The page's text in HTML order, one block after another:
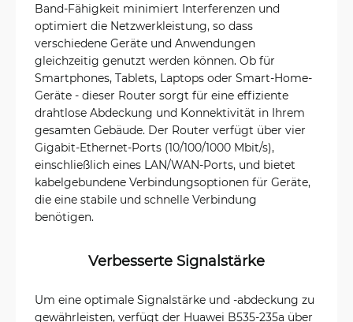
Band-Fähigkeit minimiert Interferenzen und
optimiert die Netzwerkleistung, so dass
verschiedene Geräte und Anwendungen
gleichzeitig genutzt werden können. Ob für
Smartphones, Tablets, Laptops oder Smart-Home-
Geräte - dieser Router sorgt für eine effiziente
drahtlose Abdeckung und Konnektivität in Ihrem
gesamten Gebäude. Der Router verfügt über vier
Gigabit-Ethernet-Ports (10/100/1000 Mbit/s),
einschließlich eines LAN/WAN-Ports, und bietet
kabelgebundene Verbindungsoptionen für Geräte,
die eine stabile und schnelle Verbindung
benötigen.
Verbesserte Signalstärke
Um eine optimale Signalstärke und -abdeckung zu
gewährleisten, verfügt der Huawei B535-235a über